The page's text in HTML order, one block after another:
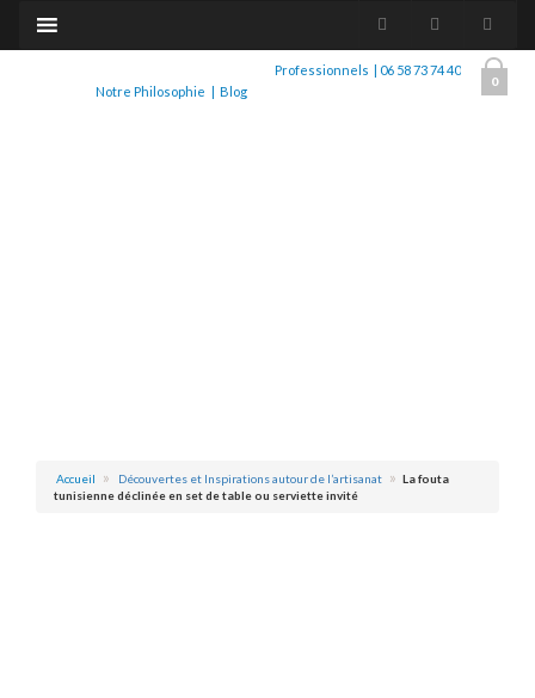
0
Notre Philosophie | Blog
Professionnels | 06 58 73 74 40
Accueil Découvertes et Inspirations autour de l’artisanat
La fouta
tunisienne déclinée en set de table ou serviette invité